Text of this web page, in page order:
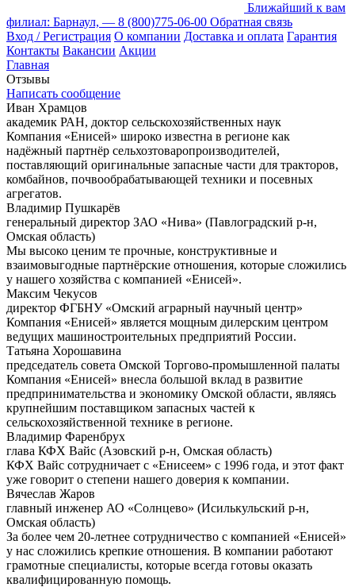
Ближайший к вам
филиал: Барнаул, — 8 (800)775-06-00 Обратная связь
Вход / Регистрация О компании Доставка и оплата Гарантия
Контакты Вакансии Акции
Главная
Отзывы
Написать сообщение
Иван Храмцов
академик РАН, доктор сельскохозяйственных наук
Компания «Енисей» широко известна в регионе как
надёжный партнёр сельхозтоваропроизводителей,
поставляющий оригинальные запасные части для тракторов,
комбайнов, почвообрабатывающей техники и посевных
агрегатов.
Владимир Пушкарёв
генеральный директор ЗАО «Нива» (Павлоградский р-н,
Омская область)
Мы высоко ценим те прочные, конструктивные и
взаимовыгодные партнёрские отношения, которые сложились
у нашего хозяйства с компанией «Енисей».
Максим Чекусов
директор ФГБНУ «Омский аграрный научный центр»
Компания «Енисей» является мощным дилерским центром
ведущих машиностроительных предприятий России.
Татьяна Хорошавина
председатель совета Омской Торгово-промышленной палаты
Компания «Енисей» внесла большой вклад в развитие
предпринимательства и экономику Омской области, являясь
крупнейшим поставщиком запасных частей к
сельскохозяйственной технике в регионе.
Владимир Фаренбрух
глава КФХ Вайс (Азовский р-н, Омская область)
КФХ Вайс сотрудничает с «Енисеем» с 1996 года, и этот факт
уже говорит о степени нашего доверия к компании.
Вячеслав Жаров
главный инженер АО «Солнцево» (Исилькульский р-н,
Омская область)
За более чем 20-летнее сотрудничество с компанией «Енисей»
у нас сложились крепкие отношения. В компании работают
грамотные специалисты, которые всегда готовы оказать
квалифицированную помощь.